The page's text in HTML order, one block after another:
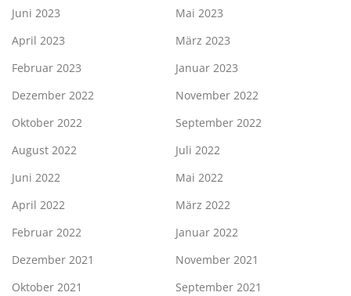
Juni 2023
Mai 2023
April 2023
März 2023
Februar 2023
Januar 2023
Dezember 2022
November 2022
Oktober 2022
September 2022
August 2022
Juli 2022
Juni 2022
Mai 2022
April 2022
März 2022
Februar 2022
Januar 2022
Dezember 2021
November 2021
Oktober 2021
September 2021